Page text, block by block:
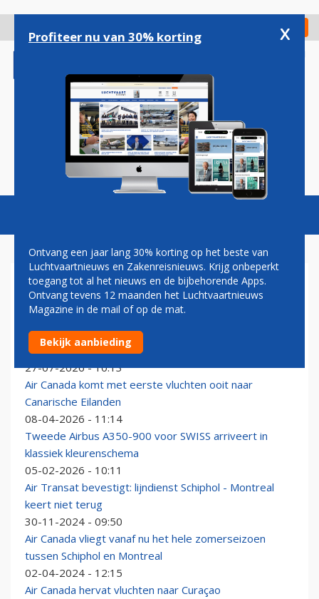
gaan
Check in
Magazine Podcasts Vacatures
MONTREAL
KLM komt met nog vier bestemmingen voor Airbus
A350-900
27-07-2026 - 10:13
Air Canada komt met eerste vluchten ooit naar
Canarische Eilanden
08-04-2026 - 11:14
Tweede Airbus A350-900 voor SWISS arriveert in
klassiek kleurenschema
05-02-2026 - 10:11
Air Transat bevestigt: lijndienst Schiphol - Montreal
keert niet terug
30-11-2024 - 09:50
Air Canada vliegt vanaf nu het hele zomerseizoen
tussen Schiphol en Montreal
02-04-2024 - 12:15
Air Canada hervat vluchten naar Curaçao
Profiteer nu van 30% korting x
Ontvang een jaar lang 30% korting op het beste van
Luchtvaartnieuws en Zakenreisnieuws. Krijg onbeperkt
toegang tot al het nieuws en de bijbehorende Apps.
Ontvang tevens 12 maanden het Luchtvaartnieuws
Magazine in de mail of op de mat.
Bekijk aanbieding